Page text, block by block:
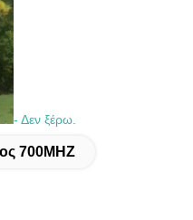
- Δεν ξέρω.
700MHZ